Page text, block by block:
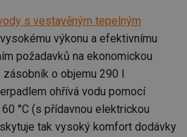
s vestavěným tepelným
výkonu a efektivnímu
požadavků na ekonomickou
o objemu 290 l
ohřívá vodu pomocí
°C (s přídavnou elektrickou
tak vysoký komfort dodávky